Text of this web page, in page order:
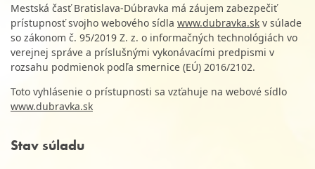
Mestská časť Bratislava-Dúbravka má záujem zabezpečiť
prístupnosť svojho webového sídla www.dubravka.sk v súlade
so zákonom č. 95/2019 Z. z. o informačných technológiách vo
verejnej správe a príslušnými vykonávacími predpismi v
rozsahu podmienok podľa smernice (EÚ) 2016/2102.
Toto vyhlásenie o prístupnosti sa vzťahuje na webové sídlo
www.dubravka.sk
Stav súladu